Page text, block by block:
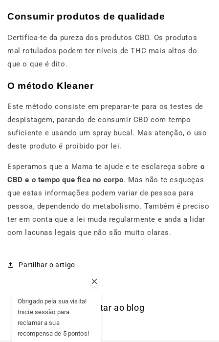
Consumir produtos de qualidade
Certifica-te da pureza dos produtos CBD. Os produtos
mal rotulados podem ter níveis de THC mais altos do
que o que é dito.
O método Kleaner
Este método consiste em preparar-te para os testes de
despistagem, parando de consumir CBD com tempo
suficiente e usando um spray bucal. Mas atenção, o uso
deste produto é proibido por lei.
Esperamos que a Mama te ajude e te esclareça sobre o
CBD e o tempo que fica no corpo. Mas não te esqueças
que estas informações podem variar de pessoa para
pessoa, dependendo do metabolismo. Também é preciso
ter em conta que a lei muda regularmente e anda a lidar
com lacunas legais que não são muito claras.
Partilhar o artigo
Voltar ao blog
Obrigado pela sua visita!
Inicie sessão para
reclamar a sua
recompensa de 5 pontos!